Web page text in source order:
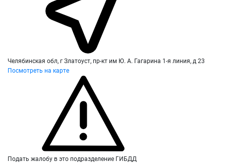
Челябинская обл, г Златоуст, пр-кт им Ю. А. Гагарина 1-я линия, д 23
Посмотреть на карте
Подать жалобу в это подразделение ГИБДД